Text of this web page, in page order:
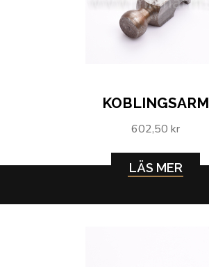
KOBLINGSARM
602,50 kr
LÄS MER